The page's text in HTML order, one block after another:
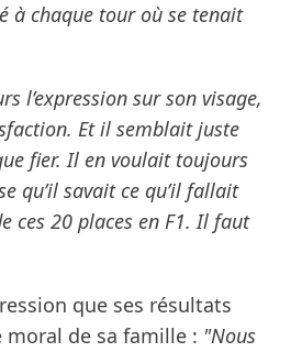
à chaque tour où se tenait
l’expression sur son visage,
Et il semblait juste
fier. Il en voulait toujours
qu’il savait ce qu’il fallait
ces 20 places en F1. Il faut
que ses résultats
de sa famille : "Nous